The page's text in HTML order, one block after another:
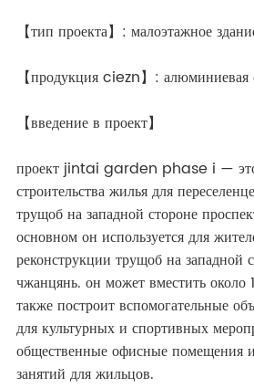
【тип проекта】: малоэтажное
【продукция ciezn】: алюминиевая
【введение в проект】
проект jintai garden phase i —
строительства жилья для
трущоб на западной стороне
основном он используется для
реконструкции трущоб на западной
чжанцянь. он может вместить около
также построит вспомогательные
для культурных и спортивных
общественные офисные помещения
занятий для жильцов.